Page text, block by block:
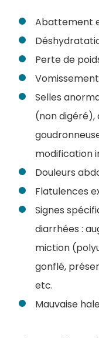
Abattement
Perte de
Selles
(non digéré),
modification
Douleurs
Flatulences
Signes
diarrhées :
miction
gonflé,
etc.
Mauvaise